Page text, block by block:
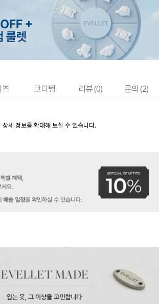
즈 코디템 리뷰 (0) 문의 (2)
상세 정보를 확대해 보실 수 있습니다.